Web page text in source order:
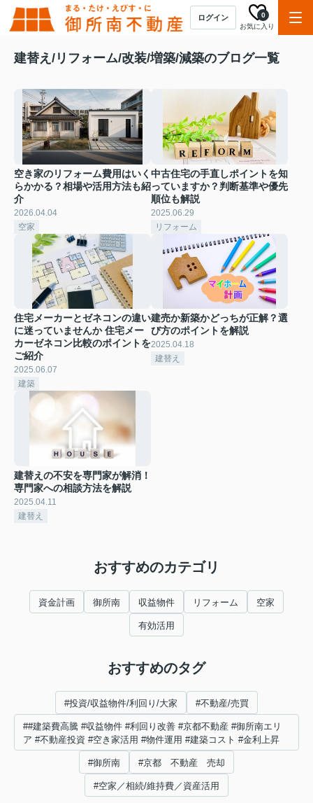
ログイン
お気に入り
0
建替え/リフォーム/改装/増築/減築のブログ一覧
空き家のリフォーム費用はいく
らかかる？相場や活用方法も紹
介
2026.04.04
空家
中古住宅の手直しポイントを知
っていますか？判断基準や優先
順位も解説
2025.06.29
リフォーム
住宅メーカーとゼネコンの違い
に迷っていませんか 住宅メー
カーゼネコン比較のポイントを
ご紹介
2025.06.07
建築
建売か新築かどっちが正解？選
び方のポイントを解説
2025.04.18
建替え
建替えの不安を専門家が解消！
専門家への相談方法を解説
2025.04.11
建替え
おすすめのカテゴリ
資金計画 御所南 収益物件 リフォーム 空家
有効活用
おすすめのタグ
#投資/収益物件/利回り/大家 #不動産/売買
##建築費高騰 #収益物件 #利回り改善 #京都不動産 #御所南エリ
ア #不動産投資 #空き家活用 #物件運用 #建築コスト #金利上昇
#御所南 #京都 不動産 売却
#空家／相続/維持費／資産活用